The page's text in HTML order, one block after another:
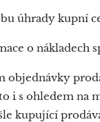
úhrady kupní
o nákladech
objednávky
i s ohledem na
kupující